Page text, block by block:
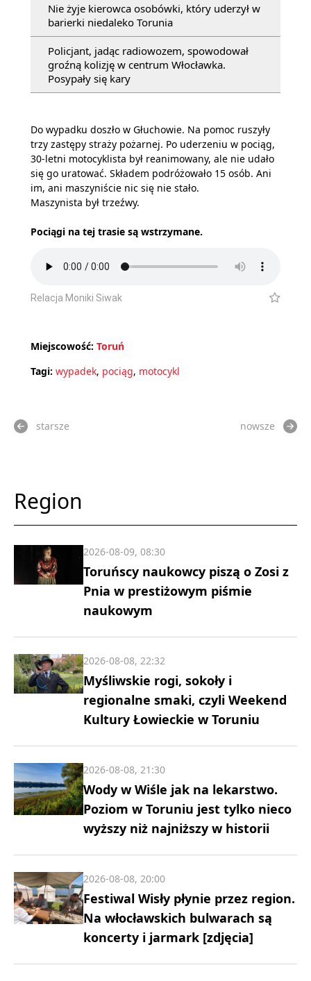
Nie żyje kierowca osobówki, który uderzył w
barierki niedaleko Torunia
Policjant, jadąc radiowozem, spowodował
groźną kolizję w centrum Włocławka.
Posypały się kary
Do wypadku doszło w Głuchowie. Na pomoc ruszyły
trzy zastępy straży pożarnej. Po uderzeniu w pociąg,
30-letni motocyklista był reanimowany, ale nie udało
się go uratować. Składem podróżowało 15 osób. Ani
im, ani maszyniście nic się nie stało.
Maszynista był trzeźwy.
Pociągi na tej trasie są wstrzymane.
Relacja Moniki Siwak
Miejscowość: Toruń
Tagi: wypadek, pociąg, motocykl
starsze nowsze
Region
Toruńscy naukowcy piszą o Zosi z
Pnia w prestiżowym piśmie
naukowym
2026-08-09, 08:30
Myśliwskie rogi, sokoły i
regionalne smaki, czyli Weekend
Kultury Łowieckie w Toruniu
2026-08-08, 22:32
Wody w Wiśle jak na lekarstwo.
Poziom w Toruniu jest tylko nieco
wyższy niż najniższy w historii
2026-08-08, 21:30
Festiwal Wisły płynie przez region.
Na włocławskich bulwarach są
koncerty i jarmark [zdjęcia]
2026-08-08, 20:00